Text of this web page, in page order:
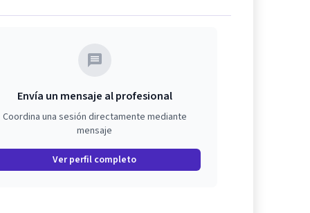
Envía un mensaje al profesional
Coordina una sesión directamente mediante
mensaje
Ver perfil completo